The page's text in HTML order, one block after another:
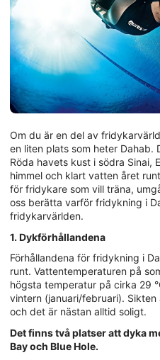
Om du är en del av
en liten plats som heter Dahab.
Röda havets kust i södra Sinai,
himmel och klart vatten året
för fridykare som vill träna,
oss berätta varför fridykning i
fridykarvärlden.
1. Dykförhållandena
Förhållandena för fridykning i
runt. Vattentemperaturen på
högsta temperatur på cirka 29
vintern (januari/februari). Sikten
och det är nästan alltid soligt.
Det finns två platser att dyka
Bay och Blue Hole.